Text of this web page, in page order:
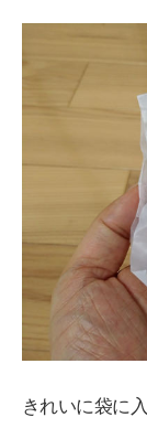
きれいに袋に